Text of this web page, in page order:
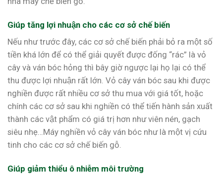
Giúp tăng lợi nhuận cho các cơ sở chế biến
Nếu như trước đây, các cơ sở chế biến phải bỏ ra một số
tiền khá lớn để có thể giải quyết được đống “rác” là vỏ
cây và ván bóc hỏng thì bây giờ ngược lại họ lại có thể
thu được lợi nhuận rất lớn. Vỏ cây ván bóc sau khi được
nghiền được rất nhiều cơ sở thu mua với giá tốt, hoặc
chính các cơ sở sau khi nghiền có thể tiến hành sản xuất
thành các vật phẩm có giá trị hơn như viên nén, gạch
siêu nhẹ…Máy nghiền vỏ cây ván bóc như là một vị cứu
tinh cho các cơ sở chế biến gỗ.
Giúp giảm thiểu ô nhiễm môi trường